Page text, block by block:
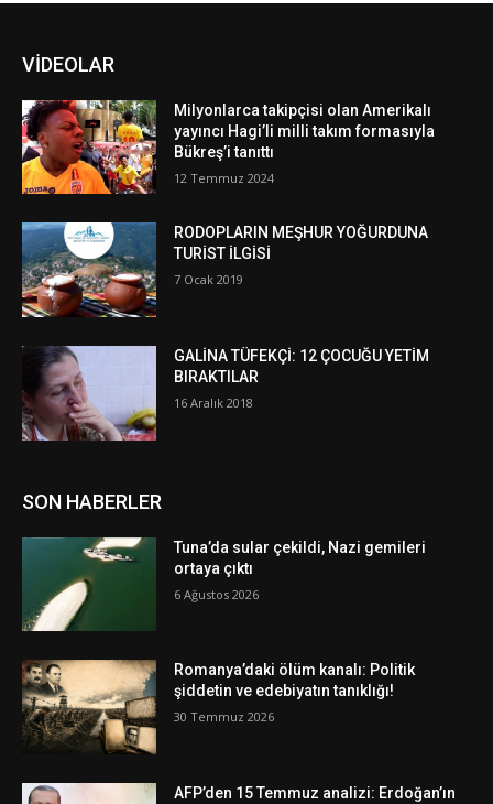
VİDEOLAR
Milyonlarca takipçisi olan Amerikalı
yayıncı Hagi’li milli takım formasıyla
Bükreş’i tanıttı
12 Temmuz 2024
RODOPLARIN MEŞHUR YOĞURDUNA
TURİST İLGİSİ
7 Ocak 2019
GALİNA TÜFEKÇİ: 12 ÇOCUĞU YETİM
BIRAKTILAR
16 Aralık 2018
SON HABERLER
Tuna’da sular çekildi, Nazi gemileri
ortaya çıktı
6 Ağustos 2026
Romanya’daki ölüm kanalı: Politik
şiddetin ve edebiyatın tanıklığı!
30 Temmuz 2026
AFP’den 15 Temmuz analizi: Erdoğan’ın